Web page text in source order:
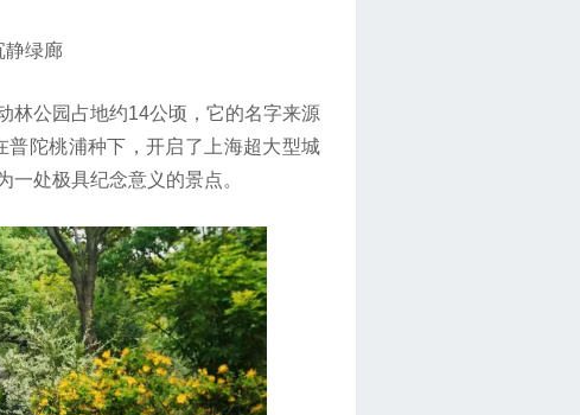
绿廊
公园占地约14公顷，它的名字来源
陀桃浦种下，开启了上海超大型城
处极具纪念意义的景点。